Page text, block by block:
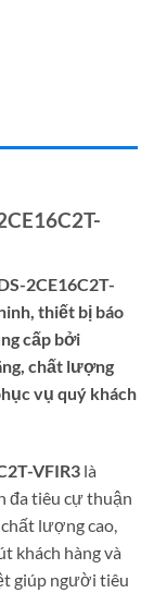
2CE16C2T-
thiết bị báo
cấp bởi
chất lượng
vụ quý khách
VFIR3 là
đa tiêu cự thuận
lượng cao,
khách hàng và
giúp người tiêu